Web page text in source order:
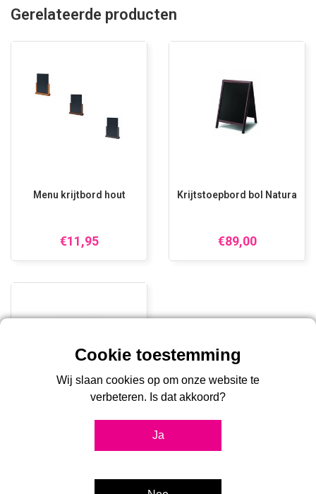
Gerelateerde producten
Menu krijtbord hout
€11,95
Krijtstoepbord bol Natura
€89,00
€105,00
Wij slaan cookies op om onze website te
verbeteren. Is dat akkoord?
Ja